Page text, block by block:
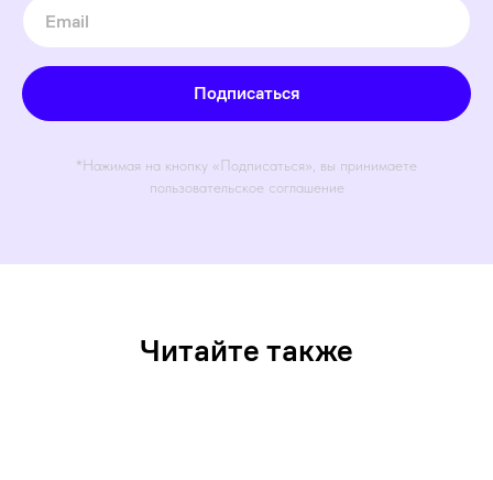
Подписаться
*Нажимая на кнопку «Подписаться», вы принимаете
пользовательское соглашение
Читайте также